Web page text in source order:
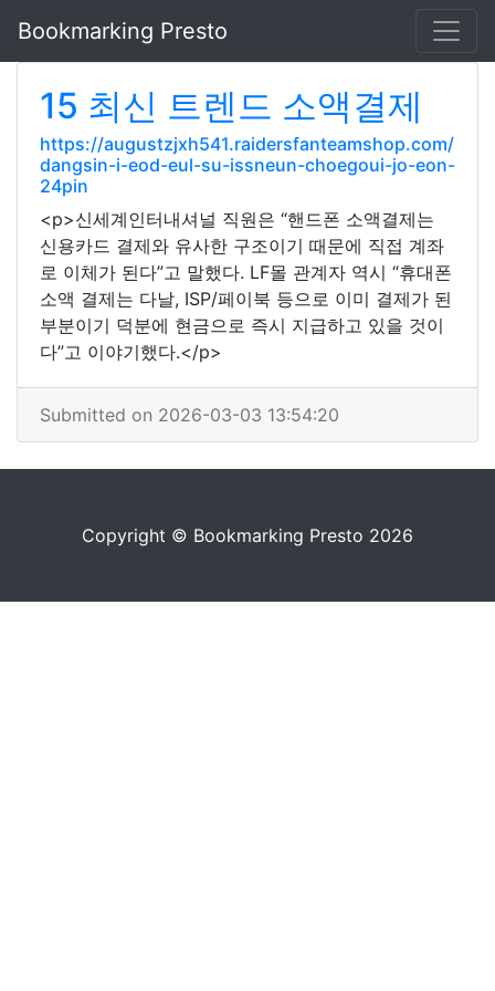
Bookmarking Presto
15 최신 트렌드 소액결제
https://augustzjxh541.raidersfanteamshop.com/
dangsin-i-eod-eul-su-issneun-choegoui-jo-eon-
24pin
<p>신세계인터내셔널 직원은 “핸드폰 소액결제는
신용카드 결제와 유사한 구조이기 때문에 직접 계좌
로 이체가 된다”고 말했다. LF몰 관계자 역시 “휴대폰
소액 결제는 다날, ISP/페이북 등으로 이미 결제가 된
부분이기 덕분에 현금으로 즉시 지급하고 있을 것이
다”고 이야기했다.</p>
Submitted on 2026-03-03 13:54:20
Copyright © Bookmarking Presto 2026